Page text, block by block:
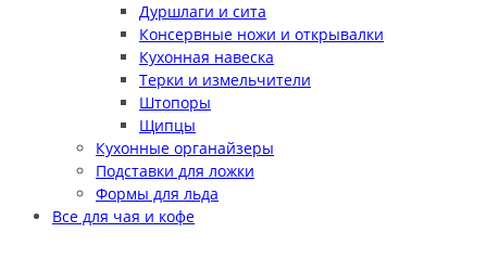
Дуршлаги и сита
Консервные ножи и открывалки
Кухонная навеска
Терки и измельчители
Штопоры
Щипцы
Кухонные органайзеры
Подставки для ложки
Формы для льда
Все для чая и кофе